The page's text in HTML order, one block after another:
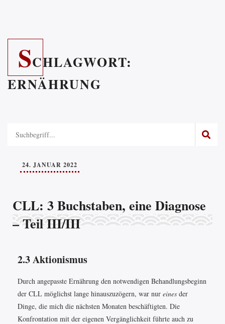
SCHLAGWORT:
ERNÄHRUNG
24. JANUAR 2022
CLL: 3 Buchstaben, eine Diagnose
– Teil III/III
2.3 Aktionismus
Durch angepasste Ernährung den notwendigen Behandlungsbeginn
der CLL möglichst lange hinauszuzögern, war nur eines der
Dinge, die mich die nächsten Monaten beschäftigten. Die
Konfrontation mit der eigenen Vergänglichkeit führte auch zu